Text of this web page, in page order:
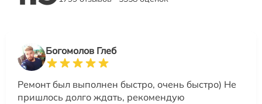
Богомолов Глеб
Ремонт был выполнен быстро, очень быстро) Не
пришлось долго ждать, рекомендую